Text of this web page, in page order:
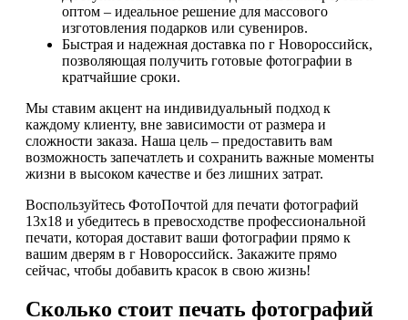
оптом – идеальное решение для массового
изготовления подарков или сувениров.
Быстрая и надежная доставка по г Новороссийск,
позволяющая получить готовые фотографии в
кратчайшие сроки.
Мы ставим акцент на индивидуальный подход к
каждому клиенту, вне зависимости от размера и
сложности заказа. Наша цель – предоставить вам
возможность запечатлеть и сохранить важные моменты
жизни в высоком качестве и без лишних затрат.
Воспользуйтесь ФотоПочтой для печати фотографий
13х18 и убедитесь в превосходстве профессиональной
печати, которая доставит ваши фотографии прямо к
вашим дверям в г Новороссийск. Закажите прямо
сейчас, чтобы добавить красок в свою жизнь!
Сколько стоит печать фотографий